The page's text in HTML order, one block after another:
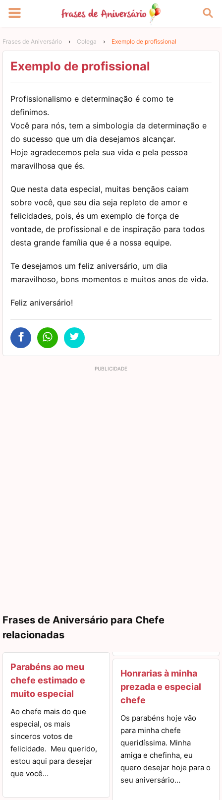
Frases de Aniversário › Colega › Exemplo de profissional
Exemplo de profissional
Profissionalismo e determinação é como te
definimos.
Você para nós, tem a simbologia da determinação e
do sucesso que um dia desejamos alcançar.
Hoje agradecemos pela sua vida e pela pessoa
maravilhosa que és.
Que nesta data especial, muitas bençãos caiam
sobre você, que seu dia seja repleto de amor e
felicidades, pois, és um exemplo de força de
vontade, de profissional e de inspiração para todos
desta grande família que é a nossa equipe.
Te desejamos um feliz aniversário, um dia
maravilhoso, bons momentos e muitos anos de vida.
Feliz aniversário!
Frases de Aniversário para Chefe
relacionadas
Parabéns ao meu
chefe estimado e
muito especial
Ao chefe mais do que
especial, os mais
sinceros votos de
felicidade. Meu querido,
estou aqui para desejar
que você…
Honrarias à minha
prezada e especial
chefe
Os parabéns hoje vão
para minha chefe
queridíssima. Minha
amiga e chefinha, eu
quero desejar hoje para o
seu aniversário…